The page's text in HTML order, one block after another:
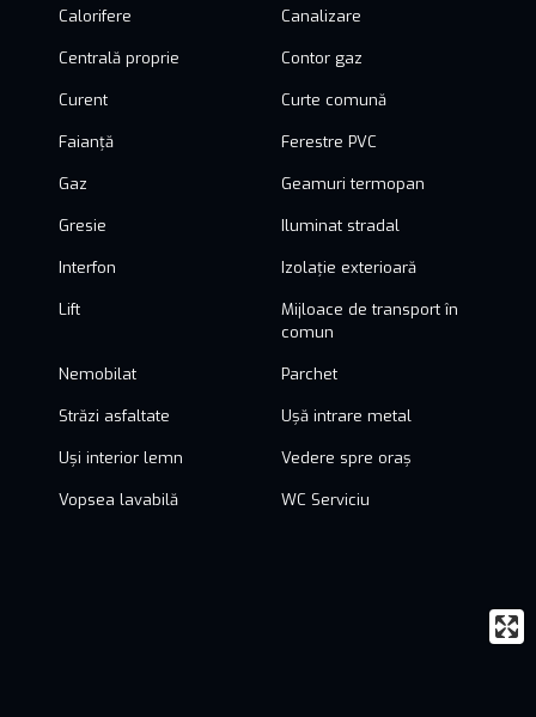
Calorifere Canalizare
Centrală proprie Contor gaz
Curent Curte comună
Faianță Ferestre PVC
Gaz Geamuri termopan
Gresie Iluminat stradal
Interfon Izolație exterioară
Lift
Mijloace de transport în
comun
Nemobilat Parchet
Străzi asfaltate Ușă intrare metal
Uși interior lemn Vedere spre oraș
Vopsea lavabilă WC Serviciu